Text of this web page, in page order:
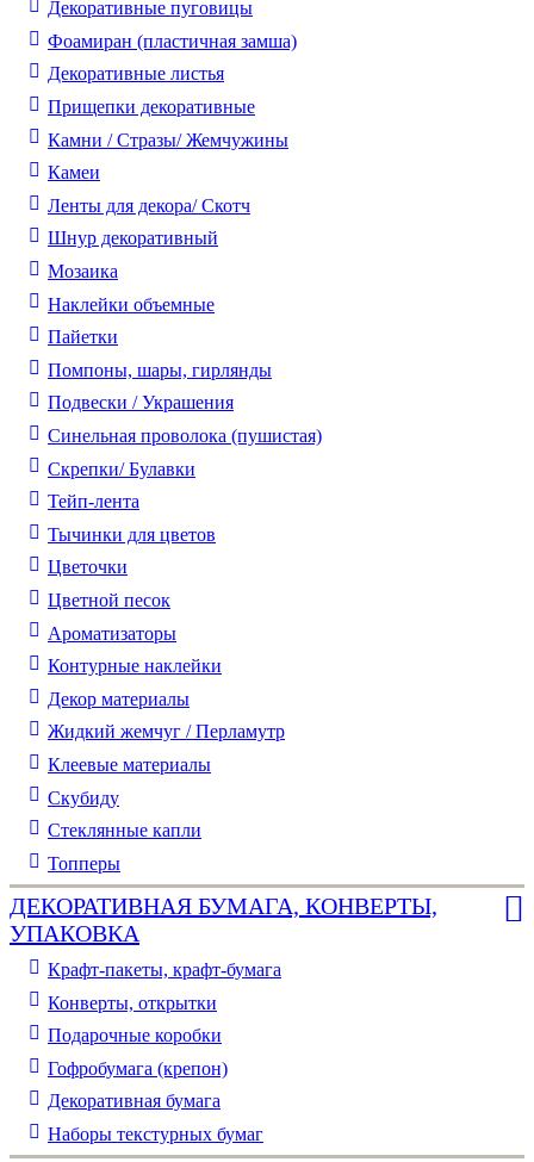
Декоративные пуговицы
Фоамиран (пластичная замша)
Декоративные листья
Прищепки декоративные
Камни / Cтразы/ Жемчужины
Камеи
Ленты для декора/ Скотч
Шнур декоративный
Мозаика
Наклейки объемные
Пайетки
Помпоны, шары, гирлянды
Подвески / Украшения
Синельная проволока (пушистая)
Скрепки/ Булавки
Тейп-лента
Тычинки для цветов
Цветочки
Цветной песок
Ароматизаторы
Контурные наклейки
Декор материалы
Жидкий жемчуг / Перламутр
Клеевые материалы
Скубиду
Стеклянные капли
Топперы
ДЕКОРАТИВНАЯ БУМАГА, КОНВЕРТЫ,
УПАКОВКА
Крафт-пакеты, крафт-бумага
Конверты, открытки
Подарочные коробки
Гофробумага (крепон)
Декоративная бумага
Наборы текстурных бумаг